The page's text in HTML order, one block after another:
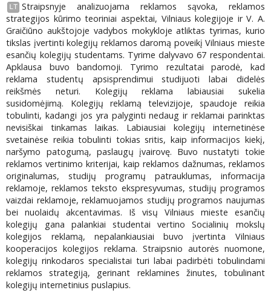
LT Straipsnyje analizuojama reklamos sąvoka, reklamos
strategijos kūrimo teoriniai aspektai, Vilniaus kolegijoje ir V. A.
Graičiūno aukštojoje vadybos mokykloje atliktas tyrimas, kurio
tikslas įvertinti kolegijų reklamos daromą poveikį Vilniaus mieste
esančių kolegijų studentams. Tyrime dalyvavo 67 respondentai.
Apklausa buvo bandomoji. Tyrimo rezultatai parodė, kad
reklama studentų apsisprendimui studijuoti labai didelės
reikšmės neturi. Kolegijų reklama labiausiai sukelia
susidomėjimą. Kolegijų reklamą televizijoje, spaudoje reikia
tobulinti, kadangi jos yra palyginti nedaug ir reklamai parinktas
nevisiškai tinkamas laikas. Labiausiai kolegijų internetinėse
svetainėse reikia tobulinti tokias sritis, kaip informacijos kiekį,
naršymo patogumą, paslaugų įvairovę. Buvo nustatyti tokie
reklamos vertinimo kriterijai, kaip reklamos dažnumas, reklamos
originalumas, studijų programų patrauklumas, informacija
reklamoje, reklamos teksto ekspresyvumas, studijų programos
vaizdai reklamoje, reklamuojamos studijų programos naujumas
bei nuolaidų akcentavimas. Iš visų Vilniaus mieste esančių
kolegijų gana palankiai studentai vertino Socialinių mokslų
kolegijos reklamą, nepalankiausiai buvo įvertinta Vilniaus
kooperacijos kolegijos reklama. Straipsnio autorės nuomone,
kolegijų rinkodaros specialistai turi labai padirbėti tobulindami
reklamos strategiją, gerinant reklamines žinutes, tobulinant
kolegijų internetinius puslapius.